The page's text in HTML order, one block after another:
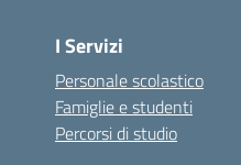
I Servizi
Personale scolastico
Famiglie e studenti
Percorsi di studio